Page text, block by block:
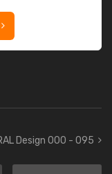
Design 000 - 095